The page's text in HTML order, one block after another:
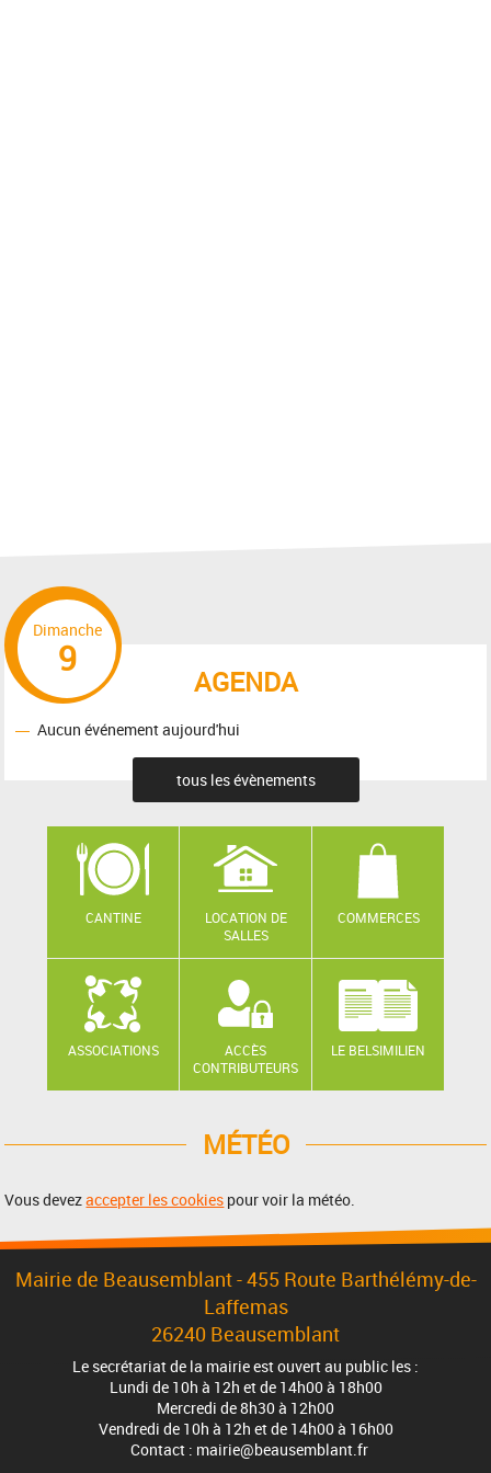
AGENDA
Dimanche
9
Aucun événement aujourd'hui
tous les évènements
CANTINE
LOCATION DE
SALLES
COMMERCES
ASSOCIATIONS
ACCÈS
CONTRIBUTEURS
LE BELSIMILIEN
MÉTÉO
Vous devezaccepter les cookies pour voir la météo.
Mairie de Beausemblant - 455 Route Barthélémy-de-
Laffemas
26240 Beausemblant
Le secrétariat de la mairie est ouvert au public les :
Lundi de 10h à 12h et de 14h00 à 18h00
Mercredi de 8h30 à 12h00
Vendredi de 10h à 12h et de 14h00 à 16h00
Contact : mairie@beausemblant.fr